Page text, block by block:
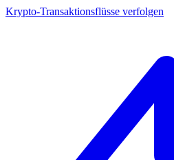
Krypto-Transaktionsflüsse verfolgen